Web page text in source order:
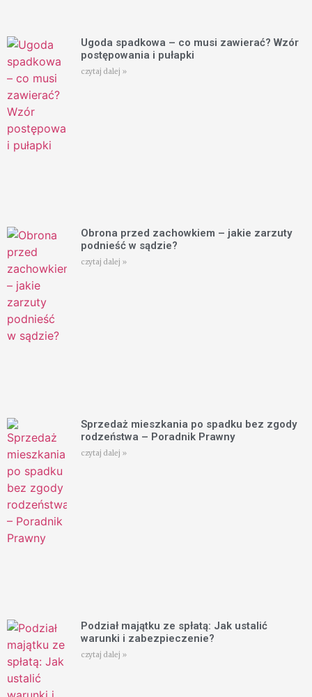
Ugoda spadkowa – co musi zawierać? Wzór
postępowania i pułapki
czytaj dalej »
Obrona przed zachowkiem – jakie zarzuty
podnieść w sądzie?
czytaj dalej »
Sprzedaż mieszkania po spadku bez zgody
rodzeństwa – Poradnik Prawny
czytaj dalej »
Podział majątku ze spłatą: Jak ustalić
warunki i zabezpieczenie?
czytaj dalej »